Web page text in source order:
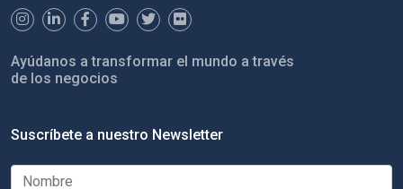
Ayúdanos a transformar el mundo a través
de los negocios
Suscríbete a nuestro Newsletter